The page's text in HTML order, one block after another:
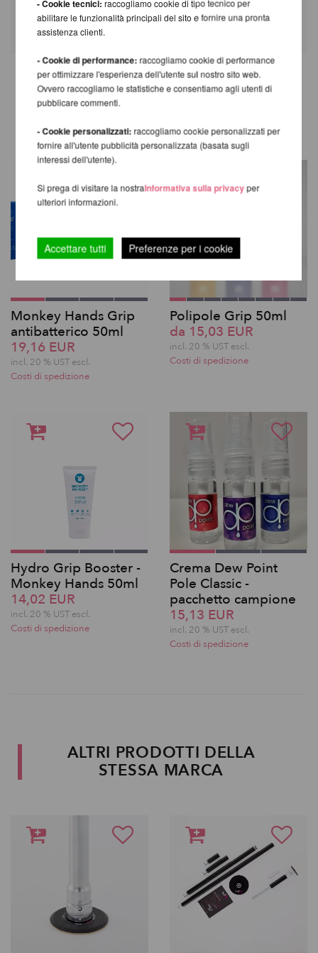
TI CONSIGLIAMO I SEGUENTI
Monkey Hands Grip
antibatterico 50ml
19,16 EUR
incl. 20 % UST escl.
Costi di spedizione
Polipole Grip 50ml
da 15,03 EUR
incl. 20 % UST escl.
Costi di spedizione
Hydro Grip Booster -
Monkey Hands 50ml
14,02 EUR
incl. 20 % UST escl.
Costi di spedizione
Crema Dew Point
Pole Classic -
pacchetto campione
15,13 EUR
incl. 20 % UST escl.
Costi di spedizione
ALTRI PRODOTTI DELLA
STESSA MARCA
- Cookie tecnici: raccogliamo cookie di tipo tecnico per
abilitare le funzionalità principali del sito e fornire una pronta
assistenza clienti.
- Cookie di performance: raccogliamo cookie di performance
per ottimizzare l'esperienza dell'utente sul nostro sito web.
Ovvero raccogliamo le statistiche e consentiamo agli utenti di
pubblicare commenti.
- Cookie personalizzati: raccogliamo cookie personalizzati per
fornire all'utente pubblicità personalizzata (basata sugli
interessi dell'utente).
Si prega di visitare la nostraInformativa sulla privacyper
ulteriori informazioni.
Accettare tutti Preferenze per i cookie